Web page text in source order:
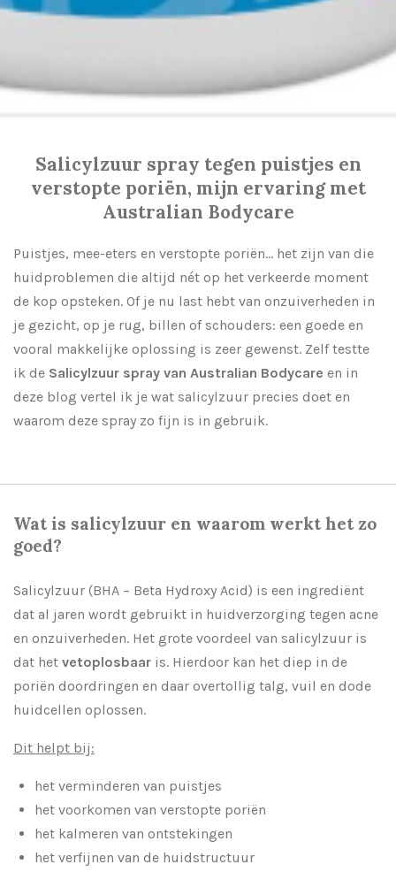
Salicylzuur spray tegen puistjes en
verstopte poriën, mijn ervaring met
Australian Bodycare
Puistjes, mee-eters en verstopte poriën… het zijn van die
huidproblemen die altijd nét op het verkeerde moment
de kop opsteken. Of je nu last hebt van onzuiverheden in
je gezicht, op je rug, billen of schouders: een goede en
vooral makkelijke oplossing is zeer gewenst. Zelf testte
ik de Salicylzuur spray van Australian Bodycare en in
deze blog vertel ik je wat salicylzuur precies doet en
waarom deze spray zo fijn is in gebruik.
Wat is salicylzuur en waarom werkt het zo
goed?
Salicylzuur (BHA – Beta Hydroxy Acid) is een ingrediënt
dat al jaren wordt gebruikt in huidverzorging tegen acne
en onzuiverheden. Het grote voordeel van salicylzuur is
dat het vetoplosbaar is. Hierdoor kan het diep in de
poriën doordringen en daar overtollig talg, vuil en dode
huidcellen oplossen.
Dit helpt bij:
het verminderen van puistjes
het voorkomen van verstopte poriën
het kalmeren van ontstekingen
het verfijnen van de huidstructuur